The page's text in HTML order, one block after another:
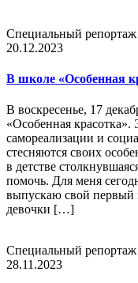
Специальный репортаж
20.12.2023
В школе «Особенная
В воскресенье, 17
«Особенная
самореализации и
стесняются своих
в детстве
помочь. Для меня
выпускаю свой первый
девочки […]
Специальный репортаж
28.11.2023